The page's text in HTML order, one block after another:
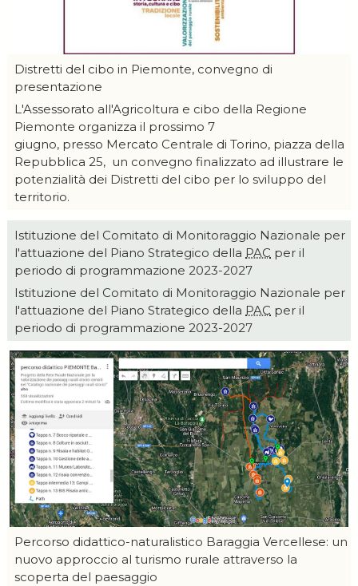
Distretti del cibo in Piemonte, convegno di
presentazione
L'Assessorato all'Agricoltura e cibo della Regione
Piemonte organizza il prossimo 7
giugno, presso Mercato Centrale di Torino, piazza della
Repubblica 25, un convegno finalizzato ad illustrare le
potenzialità dei Distretti del cibo per lo sviluppo del
territorio.
Istituzione del Comitato di Monitoraggio Nazionale per
l'attuazione del Piano Strategico della PAC per il
periodo di programmazione 2023-2027
Istituzione del Comitato di Monitoraggio Nazionale per
l'attuazione del Piano Strategico della PAC per il
periodo di programmazione 2023-2027
Percorso didattico-naturalistico Baraggia Vercellese: un
nuovo approccio al turismo rurale attraverso la
scoperta del paesaggio